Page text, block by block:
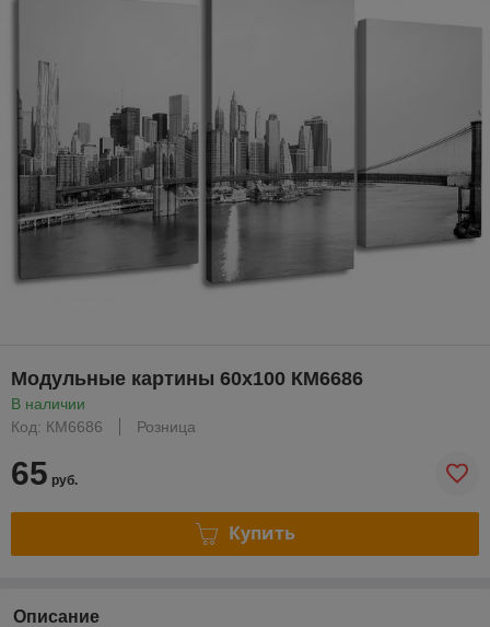
Модульные картины 60x100 КМ6686
В наличии
Код: КМ6686
Розница
65 руб.
Купить
Описание